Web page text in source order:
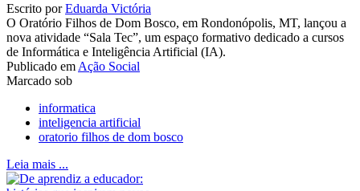
Escrito porEduarda Victória
O Oratório Filhos de Dom Bosco, em Rondonópolis, MT, lançou a
nova atividade “Sala Tec”, um espaço formativo dedicado a cursos
de Informática e Inteligência Artificial (IA).
Publicado em Ação Social
Marcado sob
informatica
inteligencia artificial
oratorio filhos de dom bosco
Leia mais ...